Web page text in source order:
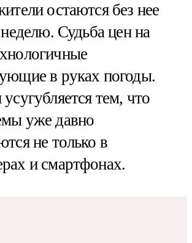
остаются без нее
Судьба цен на
в руках погоды.
тем, что
уже давно
не только в
и смартфонах.